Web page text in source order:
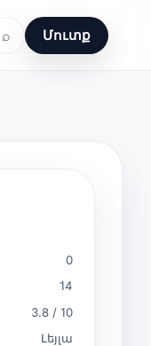
⌕ Մուտք
0
14
3.8 / 10
Լեյլա